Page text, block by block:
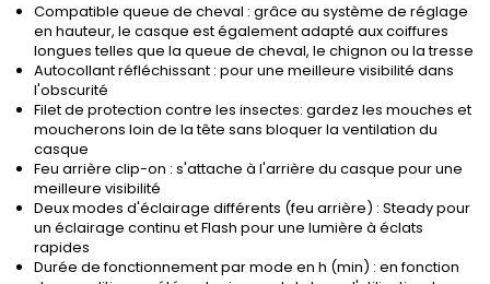
Compatible queue de cheval : grâce au système de réglage
en hauteur, le casque est également adapté aux coiffures
longues telles que la queue de cheval, le chignon ou la tresse
Autocollant réfléchissant : pour une meilleure visibilité dans
l'obscurité
Filet de protection contre les insectes: gardez les mouches et
moucherons loin de la tête sans bloquer la ventilation du
casque
Feu arrière clip-on : s'attache à l'arrière du casque pour une
meilleure visibilité
Deux modes d'éclairage différents (feu arrière) : Steady pour
un éclairage continu et Flash pour une lumière à éclats
rapides
Durée de fonctionnement par mode en h (min) : en fonction